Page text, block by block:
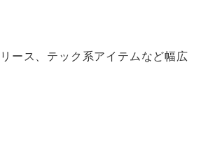
ース、テック系アイテムなど幅広